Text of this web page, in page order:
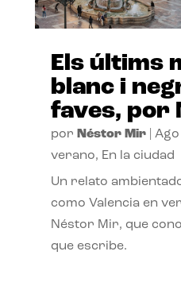
Els últims
blanc i
faves, por
por Néstor Mir|
verano, En la ciudad
Un relato
como Valencia en
Néstor Mir, que
que escribe.